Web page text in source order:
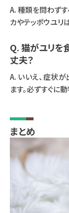
A. 種類を問わず
カやテッポウユリ
Q. 猫がユリを
丈夫？
A. いいえ、症状
ます。必ずすぐに
まとめ